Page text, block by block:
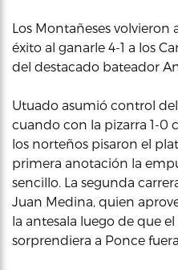
Los Montañeses volvieron
éxito al ganarle 4-1 a los
del destacado bateador
Utuado asumió control
cuando con la pizarra 1-0
los norteños pisaron el
primera anotación la
sencillo. La segunda
Juan Medina, quien
la antesala luego de que
sorprendiera a Ponce